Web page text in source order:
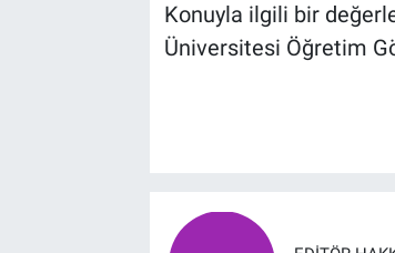
Konuyla ilgili bir
Üniversitesi Öğretim